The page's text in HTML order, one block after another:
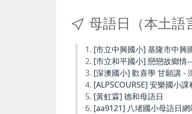
母語日（本土語
[市立中興國小] 基隆市中興
[市立和平國小] 戀戀故鄉情
[深澳國小] 歡喜學 甘願講 -
[ALPSCOURSE] 安樂國小
[黃虹霖] 德和母語日
[aa9121] 八堵國小母語日網